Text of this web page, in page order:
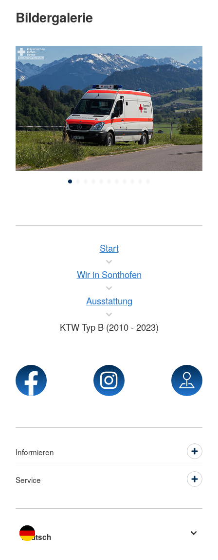
Bildergalerie
Start
Wir in Sonthofen
Ausstattung
KTW Typ B (2010 - 2023)
Informieren
Service
Sprache wechseln zu